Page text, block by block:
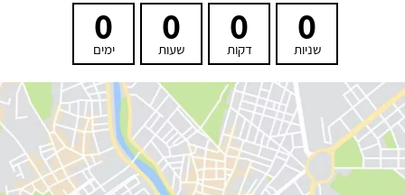
0
שניות
0
דקות
0
שעות
0
ימים